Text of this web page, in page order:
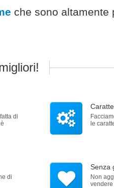
che sono altamente
di
le
di
Senza
Non